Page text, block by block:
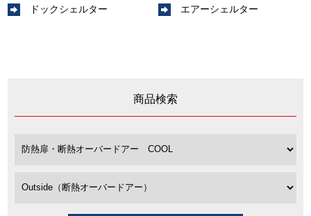
ドックシェルター エアーシェルター
商品検索